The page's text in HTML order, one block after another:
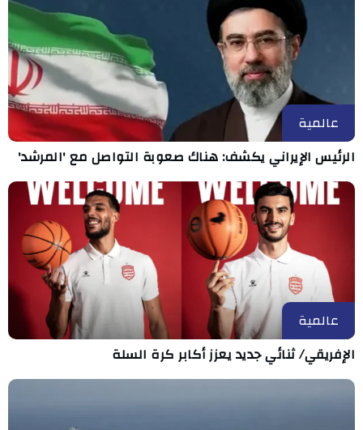
عالمية
الرئيس الإيراني يكشف: هناك صعوبة التواصل مع 'المرشد'
عالمية
الإفريقي/ ثنائي جديد يعزز أكابر كرة السلة